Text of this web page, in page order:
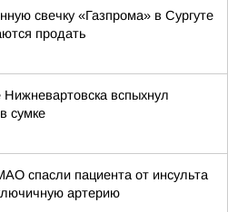
свечку «Газпрома» в Сургуте
продать
Нижневартовска вспыхнул
сумке
спасли пациента от инсульта
артерию